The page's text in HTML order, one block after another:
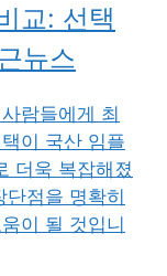
교: 선택
뉴스
람들에게 최
이 국산 임플
더욱 복잡해졌
점을 명확히
이 될 것입니